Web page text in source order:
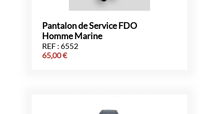
Pantalon de Service FDO
Homme Marine
REF : 6552
65,00€